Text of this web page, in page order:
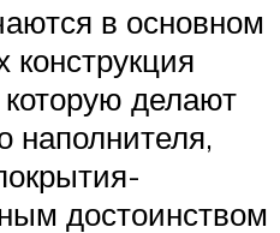
в основном
конструкция
делают
наполнителя,
достоинством